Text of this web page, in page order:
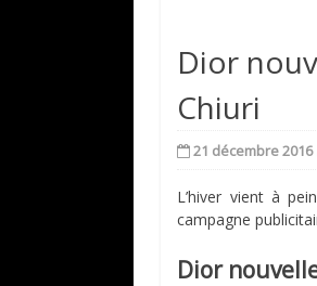
Dior
Chiuri
21 décembre 2016
L’hiver vient à
campagne
Dior